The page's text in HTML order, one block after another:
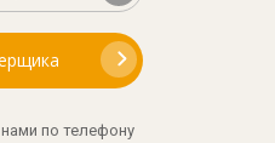
по телефону